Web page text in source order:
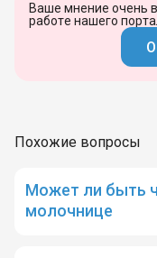
Ваше мнение очень
работе нашего
Похожие вопросы
Может ли быть
молочнице